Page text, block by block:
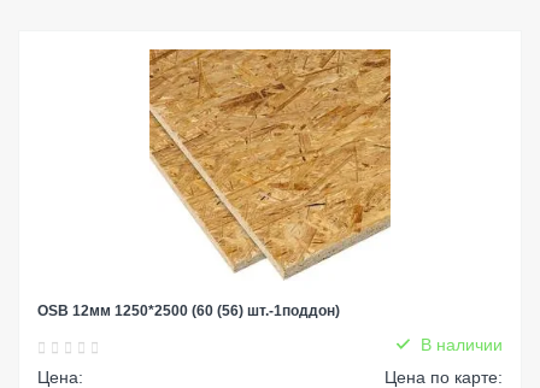
OSB 12мм 1250*2500 (60 (56) шт.-1поддон)
В наличии
Цена:
Цена по карте: